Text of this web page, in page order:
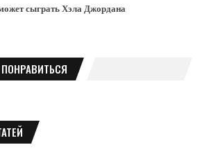
сыграть Хэла Джордана